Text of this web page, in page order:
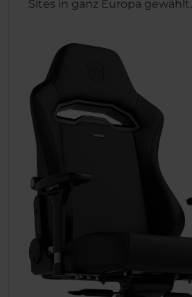
Sites in ganz Europa gewählt.